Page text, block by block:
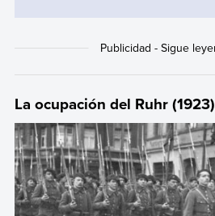
La ocupación del Ruhr(1923)